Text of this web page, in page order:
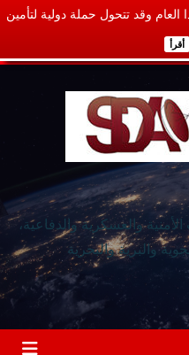
العام وقد تتحول حملة دولية لتأمين
أقرأ
والعسكرية والدفاعية،
والبرية والبحرية